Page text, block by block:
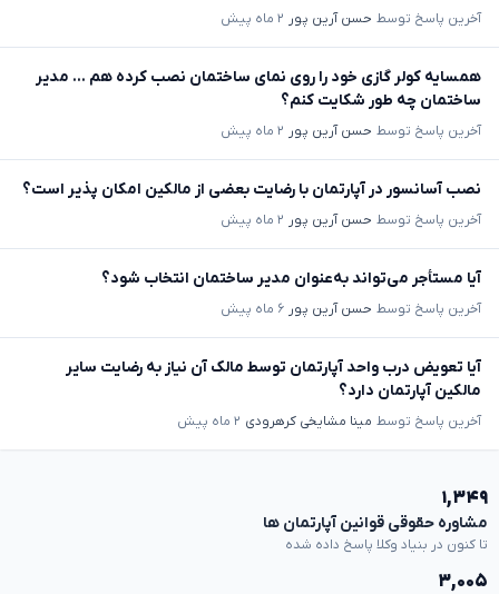
آخرین پاسخ توسط حسن آرین پور ۲ ماه پیش
همسایه کولر گازی خود را روی نمای ساختمان نصب کرده هم ... مدیر
ساختمان چه طور شکایت کنم؟
آخرین پاسخ توسط حسن آرین پور ۲ ماه پیش
نصب آسانسور در آپارتمان با رضایت بعضی از مالکین امکان پذیر است؟
آخرین پاسخ توسط حسن آرین پور ۲ ماه پیش
آیا مستأجر می‌تواند به‌عنوان مدیر ساختمان انتخاب شود؟
آخرین پاسخ توسط حسن آرین پور ۶ ماه پیش
آیا تعویض درب واحد آپارتمان توسط مالک آن نیاز به رضایت سایر
مالکین آپارتمان دارد؟
آخرین پاسخ توسط مینا مشایخی کرهرودی ۲ ماه پیش
۱,۳۴۹
مشاوره حقوقی قوانین آپارتمان ها
تا کنون در بنیاد وکلا پاسخ داده شده
۳,۰۰۵